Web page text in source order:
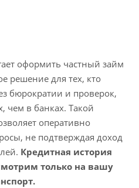
оформить частный займ
решение для тех, кто
бюрократии и проверок,
чем в банках. Такой
оперативно
не подтверждая доход
Кредитная история
только на вашу